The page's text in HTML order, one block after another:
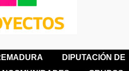
DIPUTACIÓN DE